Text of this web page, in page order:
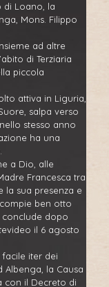
di Loano, la
Mons. Filippo
ad altre
di Terziaria
piccola
attiva in Liguria,
salpa verso
stesso anno
ha una
a Dio, alle
Francesca tra
la sua presenza e
ben otto
conclude dopo
il 6 agosto
iter dei
Albenga, la Causa
con il Decreto di